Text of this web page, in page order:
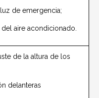
de emergencia;
aire acondicionado.
de la altura de los
delanteras